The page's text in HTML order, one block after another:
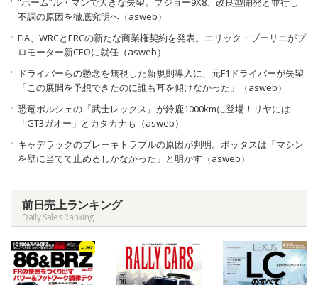
不調の原因を徹底究明へ（asweb）
FIA、WRCとERCの新たな商業権契約を発表。エリック・ブーリエがプ
ロモーター新CEOに就任（asweb）
ドライバーらの懸念を無視した新規則導入に、元F1ドライバーが失望
「この展開を予想できたのに誰も耳を傾けなかった」（asweb）
恐竜ポルシェの『武士レックス』が鈴鹿1000kmに登場！リヤには
「GT3ガオー」とカタカナも（asweb）
キャデラックのブレーキトラブルの原因が判明。ボッタスは「マシン
を壁に当てて止めるしかなかった」と明かす（asweb）
前日売上ランキング
Daily Sales Ranking